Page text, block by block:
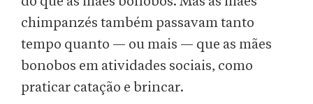
chimpanzés também passavam tanto
tempo quanto — ou mais — que as mães
bonobos em atividades sociais, como
praticar catação e brincar.